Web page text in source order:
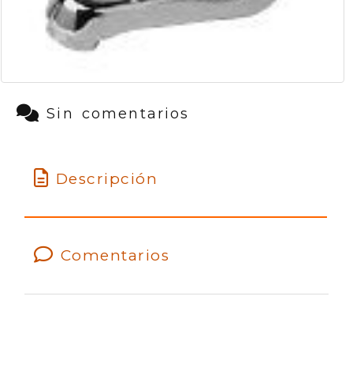
Sin comentarios
Descripción
Comentarios